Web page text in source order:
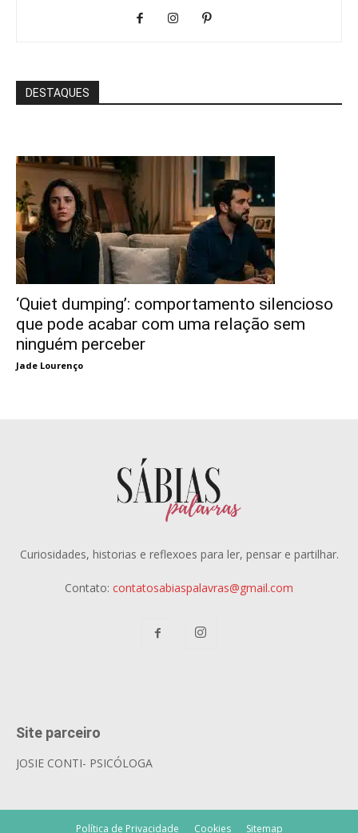
DESTAQUES
‘Quiet dumping’: comportamento silencioso
que pode acabar com uma relação sem
ninguém perceber
Jade Lourenço
Curiosidades, historias e reflexoes para ler, pensar e partilhar.
Contato: contatosabiaspalavras@gmail.com
Site parceiro
JOSIE CONTI- PSICÓLOGA
Política de Privacidade Cookies Sitemap